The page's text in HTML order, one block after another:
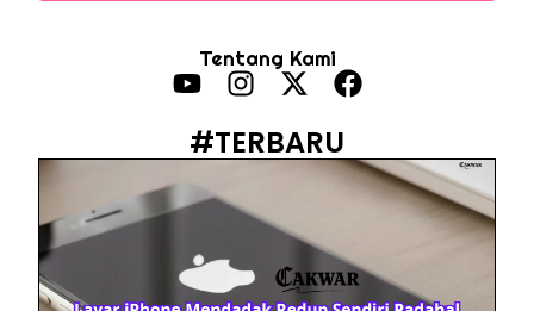
Prabowo Sebut ‘Londo Ireng’, Ray Rangkuti Desak DPR Bersikap, Ini Ulasan Politiknya
MAKI Soroti Penahanan Eks Jampidsus Febrie Adriansyah Tanpa Rompi Pink
Tentang Kami
#TERBARU